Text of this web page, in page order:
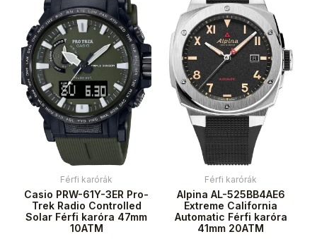
Férfi karórák
Casio PRW-61Y-3ER Pro-
Trek Radio Controlled
Solar Férfi karóra 47mm
10ATM
Férfi karórák
Alpina AL-525BB4AE6
Extreme California
Automatic Férfi karóra
41mm 20ATM